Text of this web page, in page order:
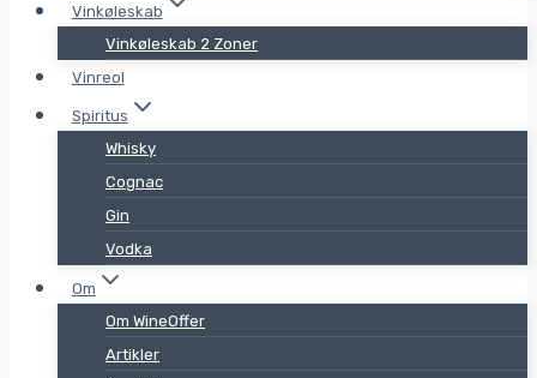
Vinkøleskab
Vinkøleskab 2 Zoner
Vinreol
Spiritus
Whisky
Cognac
Gin
Vodka
Om
Om WineOffer
Artikler